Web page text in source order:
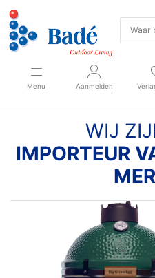
Menu Aanmelden
WIJ
IMPORTEUR